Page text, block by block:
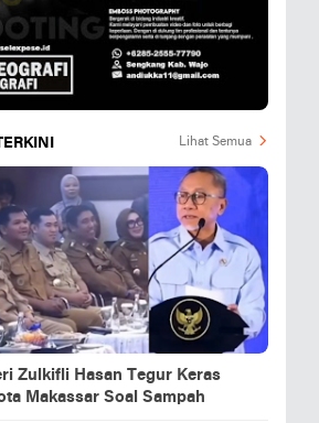
Lihat Semua
Zulkifli Hasan Tegur Keras
Makassar Soal Sampah